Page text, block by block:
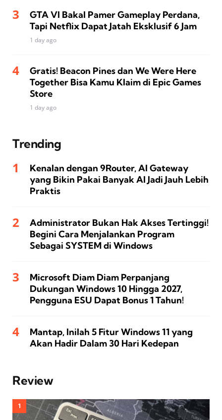
GTA VI Bakal Pamer Gameplay Perdana,
Tapi Netflix Dapat Jatah Eksklusif 6 Jam
1 day ago
Gratis! Beacon Pines dan We Were Here
Together Bisa Kamu Klaim di Epic Games
Store
1 day ago
Trending
Kenalan dengan 9Router, AI Gateway
yang Bikin Pakai Banyak AI Jadi Jauh Lebih
Praktis
Administrator Bukan Hak Akses Tertinggi!
Begini Cara Menjalankan Program
Sebagai SYSTEM di Windows
Microsoft Diam Diam Perpanjang
Dukungan Windows 10 Hingga 2027,
Pengguna ESU Dapat Bonus 1 Tahun!
Mantap, Inilah 5 Fitur Windows 11 yang
Akan Hadir Dalam 30 Hari Kedepan
Review